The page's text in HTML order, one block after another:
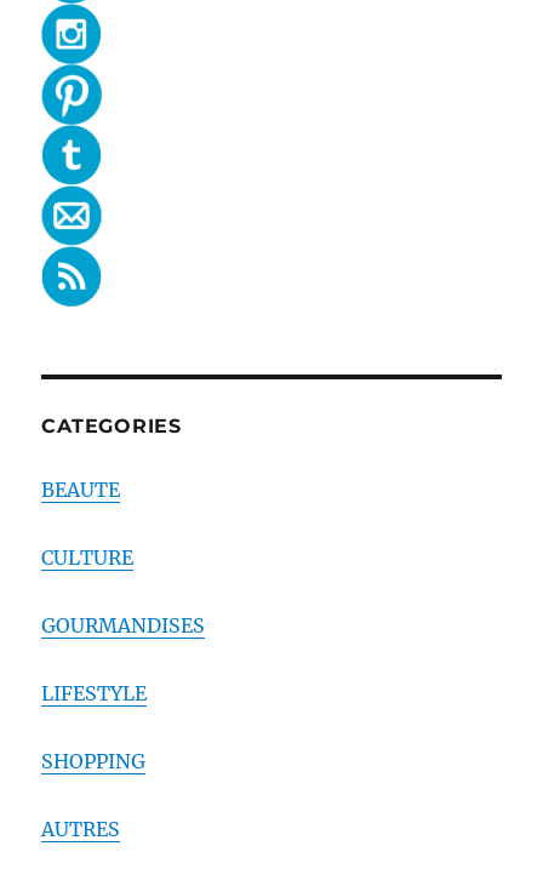
CATEGORIES
BEAUTE
CULTURE
GOURMANDISES
LIFESTYLE
SHOPPING
AUTRES